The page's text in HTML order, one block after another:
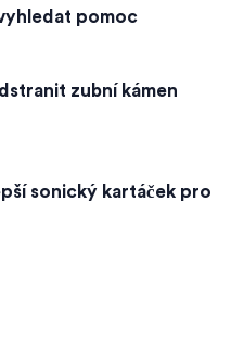
pomoc
zubní kámen
sonický kartáček pro